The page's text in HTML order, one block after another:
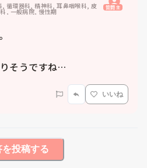
循環器科, 精神科, 耳鼻咽喉科, 皮
, 一般病院, 慢性期 質問主
そうですね…
いいね
を投稿する